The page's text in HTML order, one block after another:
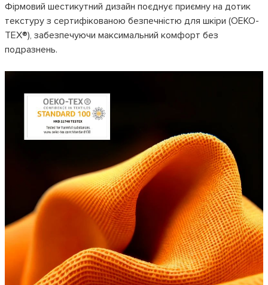
Фірмовий шестикутний дизайн поєднує приємну на дотик
текстуру з сертифікованою безпечністю для шкіри (OEKO-
TEX®), забезпечуючи максимальний комфорт без
подразнень.